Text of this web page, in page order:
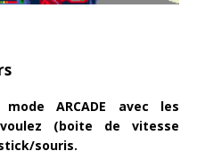
ARCADE avec les
(boite de vitesse
souris.